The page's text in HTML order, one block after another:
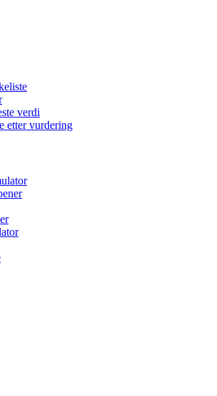
verdi
etter vurdering